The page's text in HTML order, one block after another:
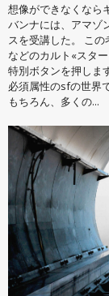
想像ができなくなら
バンナには、アマゾ
スを受講した。 こ
などのカルト«スタ
特別ボタンを押しま
必須属性のsfの世界
もちろん、多くの...